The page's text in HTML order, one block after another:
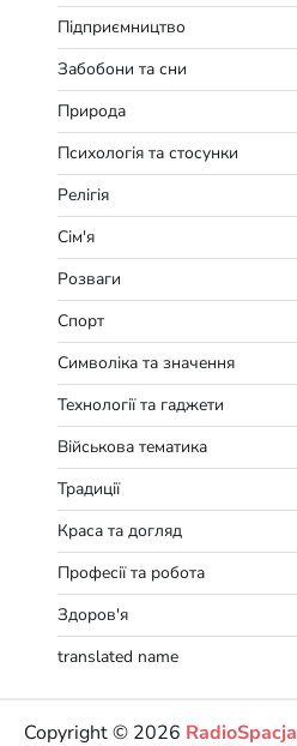
Підприємництво
Забобони та сни
Природа
Психологія та стосунки
Релігія
Сім'я
Розваги
Спорт
Символіка та значення
Технології та гаджети
Військова тематика
Традиції
Краса та догляд
Професії та робота
Здоров'я
translated name
Copyright © 2026 RadioSpacja